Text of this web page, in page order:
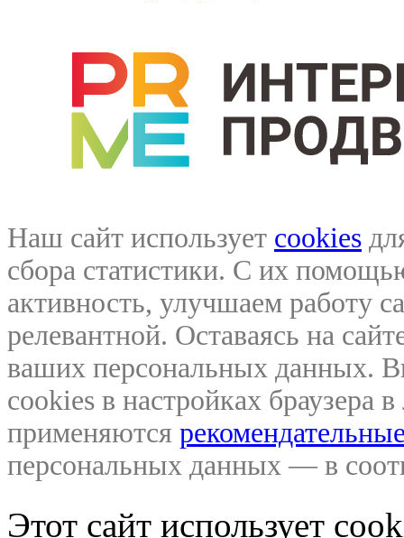
Наш сайт использует cookies
сбора статистики. С их
активность, улучшаем работу
релевантной. Оставаясь на
ваших персональных данных.
cookies в настройках браузера
применяются
персональных данных — в
Этот сайт использует